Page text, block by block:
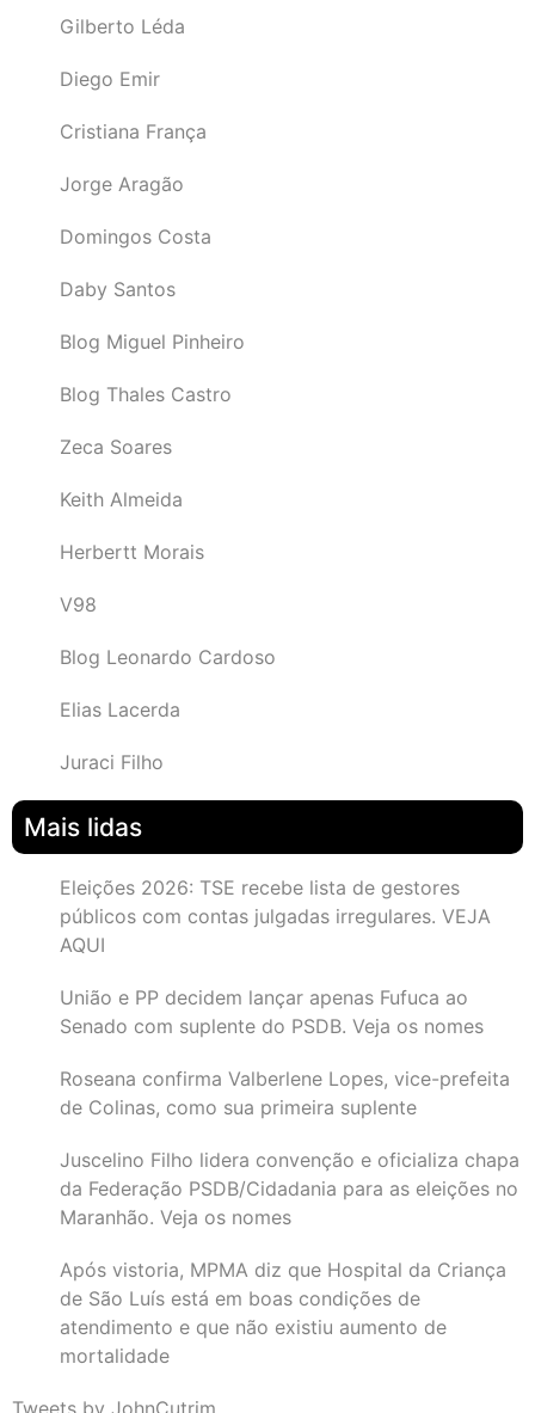
Gilberto Léda
Diego Emir
Cristiana França
Jorge Aragão
Domingos Costa
Daby Santos
Blog Miguel Pinheiro
Blog Thales Castro
Zeca Soares
Keith Almeida
Herbertt Morais
V98
Blog Leonardo Cardoso
Elias Lacerda
Juraci Filho
Mais lidas
Eleições 2026: TSE recebe lista de gestores
públicos com contas julgadas irregulares. VEJA
AQUI
União e PP decidem lançar apenas Fufuca ao
Senado com suplente do PSDB. Veja os nomes
Roseana confirma Valberlene Lopes, vice-prefeita
de Colinas, como sua primeira suplente
Juscelino Filho lidera convenção e oficializa chapa
da Federação PSDB/Cidadania para as eleições no
Maranhão. Veja os nomes
Após vistoria, MPMA diz que Hospital da Criança
de São Luís está em boas condições de
atendimento e que não existiu aumento de
mortalidade
Tweets by JohnCutrim